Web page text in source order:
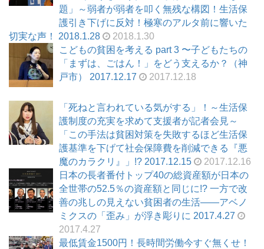
題」～弱者が弱者を叩く無残な構図！生活保
護引き下げに反対！極寒のアルタ前に響いた
切実な声！ 2018.1.28
2018.1.30
こどもの貧困を考える part 3 〜子どもたちの
「まずは、ごはん！」をどう支えるか？（神
戸市） 2017.12.17
2017.12.18
「死ねと言われている気がする」！～生活保
護制度の充実を求めて支援者が記者会見～
「この手法は貧困対策を失敗するほど生活保
護基準を下げて社会保障費を削減できる『悪
魔のカラクリ』」!? 2017.12.15
2017.12.16
日本の長者番付トップ40の総資産額が日本の
全世帯の52.5％の資産額と同じに!? 一方で改
善の兆しの見えない貧困者の生活――アベノ
ミクスの「歪み」が浮き彫りに 2017.4.27
2017.4.27
最低賃金1500円！長時間労働今すぐ無くせ！